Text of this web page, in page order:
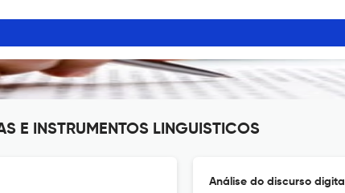
INSTRUMENTOS LINGUISTICOS
Análise do discurso digital